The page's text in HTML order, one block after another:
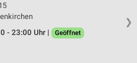
❯
- 23:00 Uhr |
Geöffnet